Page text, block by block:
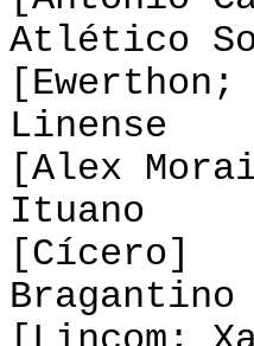
Atlético
[Alex
[Cícero]